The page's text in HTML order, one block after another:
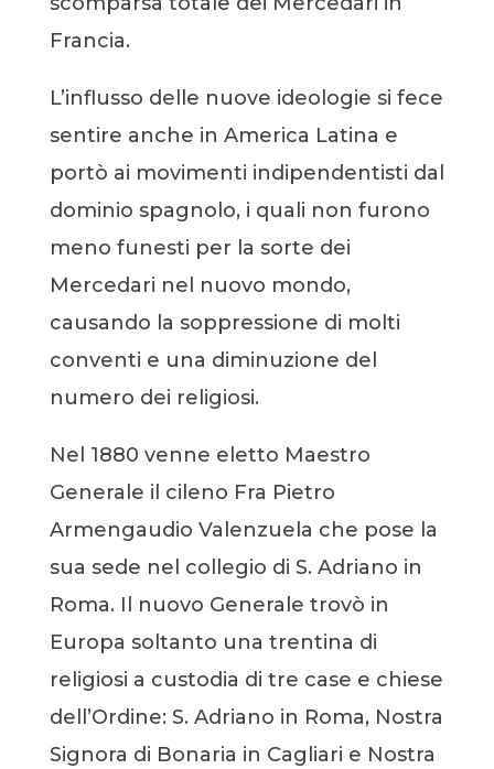
Francia.
L’influsso delle nuove ideologie si fece
sentire anche in America Latina e
portò ai movimenti indipendentisti dal
dominio spagnolo, i quali non furono
meno funesti per la sorte dei
Mercedari nel nuovo mondo,
causando la soppressione di molti
conventi e una diminuzione del
numero dei religiosi.
Nel 1880 venne eletto Maestro
Generale il cileno Fra Pietro
Armengaudio Valenzuela che pose la
sua sede nel collegio di S. Adriano in
Roma. Il nuovo Generale trovò in
Europa soltanto una trentina di
religiosi a custodia di tre case e chiese
dell’Ordine: S. Adriano in Roma, Nostra
Signora di Bonaria in Cagliari e Nostra